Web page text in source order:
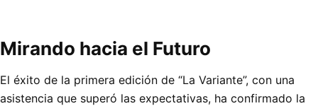
Mirando hacia el Futuro
El éxito de la primera edición de “La Variante”, con una
asistencia que superó las expectativas, ha confirmado la